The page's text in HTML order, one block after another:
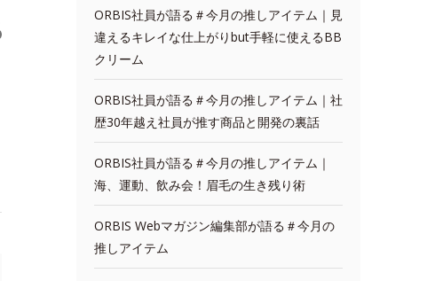
ORBIS社員が語る＃今月の推しアイテム｜見
違えるキレイな仕上がりbut手軽に使えるBB
クリーム
ORBIS社員が語る＃今月の推しアイテム｜社
歴30年越え社員が推す商品と開発の裏話
ORBIS社員が語る＃今月の推しアイテム｜
海、運動、飲み会！眉毛の生き残り術
ORBIS Webマガジン編集部が語る＃今月の
推しアイテム